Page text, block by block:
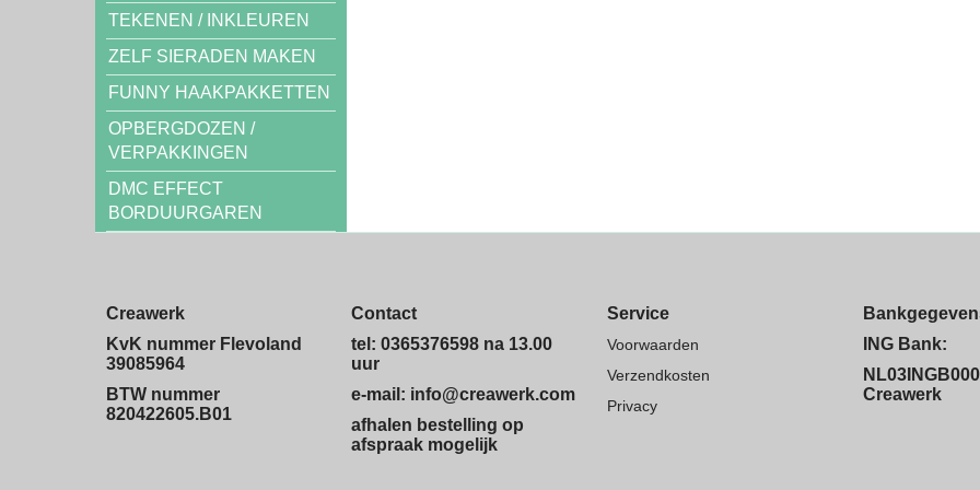
TEKENEN / INKLEUREN
ZELF SIERADEN MAKEN
FUNNY HAAKPAKKETTEN
OPBERGDOZEN /
VERPAKKINGEN
DMC EFFECT
BORDUURGAREN
Creawerk
KvK nummer Flevoland
39085964
BTW nummer
820422605.B01
Contact
tel: 0365376598 na 13.00
uur
e-mail: info@creawerk.com
afhalen bestelling op
afspraak mogelijk
Service
Voorwaarden
Verzendkosten
Privacy
ING Bank:
Creawerk